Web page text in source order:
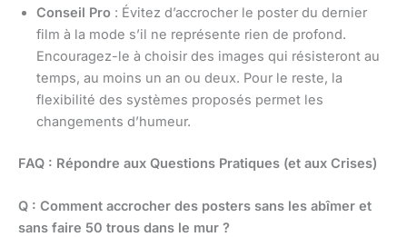
Conseil Pro : Évitez d’accrocher le poster du dernier
film à la mode s’il ne représente rien de profond.
Encouragez-le à choisir des images qui résisteront au
temps, au moins un an ou deux. Pour le reste, la
flexibilité des systèmes proposés permet les
changements d’humeur.
FAQ : Répondre aux Questions Pratiques (et aux Crises)
Q : Comment accrocher des posters sans les abîmer et
sans faire 50 trous dans le mur ?